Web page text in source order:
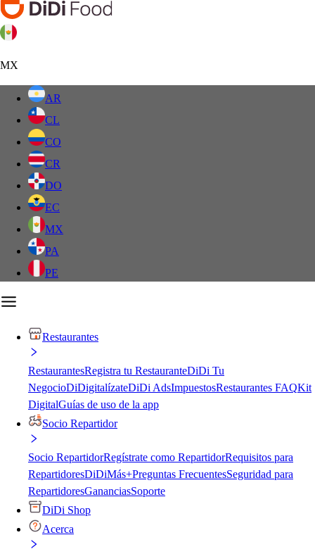
MX
AR
CL
CO
CR
DO
EC
MX
PA
PE
Restaurantes
RestaurantesRegistra tu RestauranteDiDi Tu
NegocioDiDigitalízateDiDi AdsImpuestosRestaurantes FAQKit
DigitalGuías de uso de la app
Socio Repartidor
Socio RepartidorRegístrate como RepartidorRequisitos para
RepartidoresDiDiMás+Preguntas FrecuentesSeguridad para
RepartidoresGananciasSoporte
DiDi Shop
Acerca